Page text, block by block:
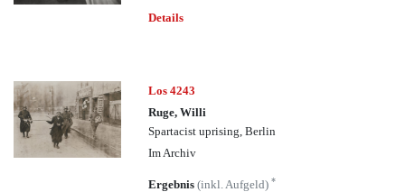
Details
Los 4243
Ruge, Willi
Spartacist uprising, Berlin
Im Archiv
Ergebnis(inkl. Aufgeld)*